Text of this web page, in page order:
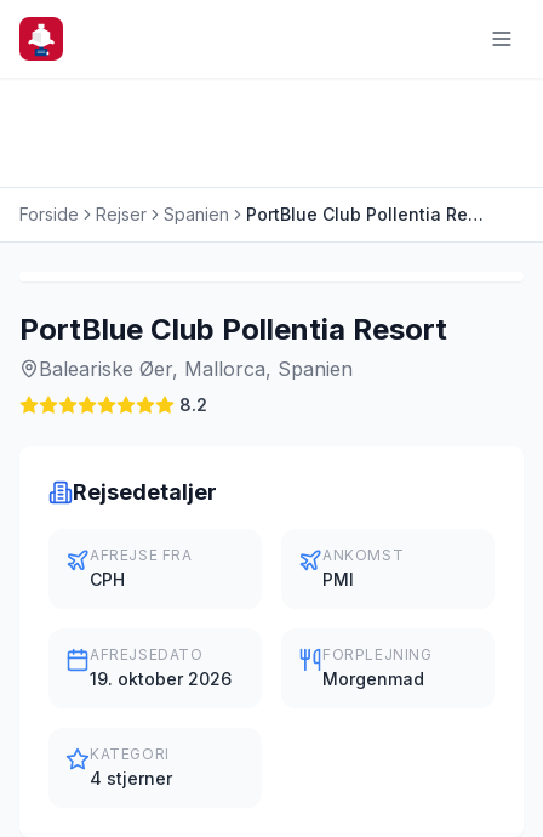
Forside Rejser Spanien PortBlue Club Pollentia Resort
PortBlue Club Pollentia Resort
Baleariske Øer, Mallorca, Spanien
8.2
Rejsedetaljer
AFREJSE FRA
CPH
ANKOMST
PMI
AFREJSEDATO
19. oktober 2026
FORPLEJNING
Morgenmad
KATEGORI
4 stjerner